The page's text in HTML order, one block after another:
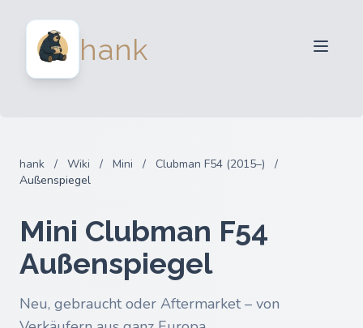
hank
hank / Wiki / Mini / Clubman F54 (2015–)
/
Außenspiegel
Mini Clubman F54
Außenspiegel
Neu, gebraucht oder Aftermarket – von